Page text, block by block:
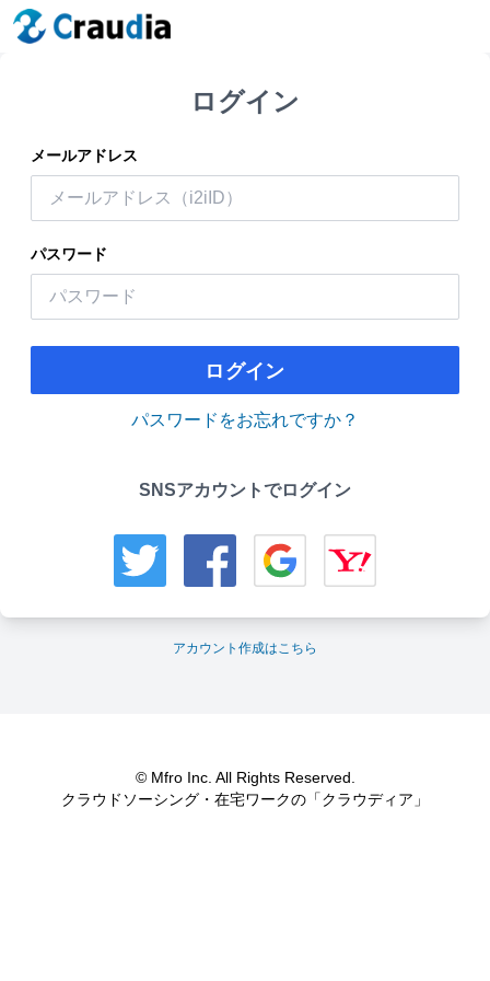
ログイン
メールアドレス
パスワード
ログイン
パスワードをお忘れですか？
SNSアカウントでログイン
アカウント作成はこちら
© Mfro Inc. All Rights Reserved.
クラウドソーシング・在宅ワークの「クラウディア」